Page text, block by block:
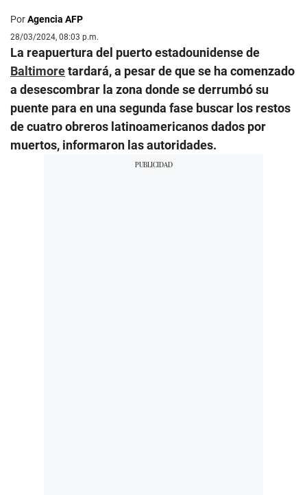
PorAgencia AFP
28/03/2024, 08:03 p.m.
La reapuertura del puerto estadounidense de
Baltimoretardará, a pesar de que se ha comenzado
a desescombrar la zona donde se derrumbó su
puente para en una segunda fase buscar los restos
de cuatro obreros latinoamericanos dados por
muertos, informaron las autoridades.